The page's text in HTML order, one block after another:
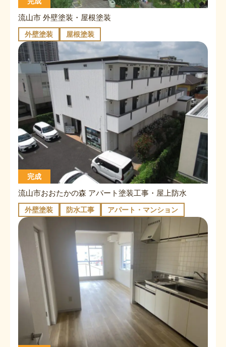
流山市 外壁塗装・屋根塗装
外壁塗装 屋根塗装
完成
流山市おおたかの森 アパート塗装工事・屋上防水
外壁塗装 防水工事 アパート・マンション